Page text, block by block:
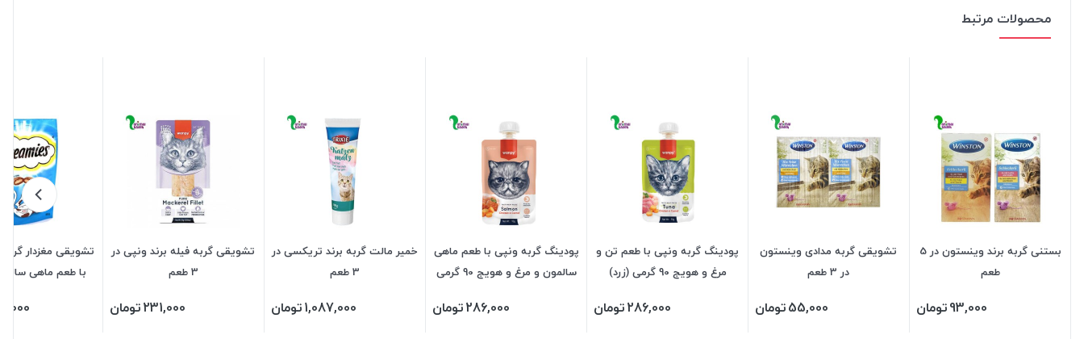
محصولات مرتبط
بستنی گربه برند وینستون در 5
طعم
93,000تومان
تشویقی گربه مدادی وینستون
در 3 طعم
55,000تومان
پودینگ گربه ونپی با طعم تن و
مرغ و هویج 90 گرمی (زرد)
286,000تومان
پودینگ گربه ونپی با طعم ماهی
سالمون و مرغ و هویج 90 گرمی
286,000تومان
خمیر مالت گربه برند تریکسی در
3 طعم
1,087,000تومان
تشویقی گربه فیله برند ونپی در
3 طعم
231,000تومان
تشویقی مغزدار گربه
با طعم ماهی سالمون ۶۰